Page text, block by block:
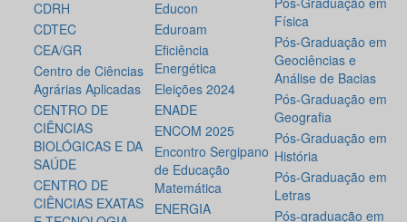
CDRH
CDTEC
CEA/GR
Centro de Ciências
Agrárias Aplicadas
CENTRO DE
CIÊNCIAS
BIOLÓGICAS E DA
SAÚDE
CENTRO DE
CIÊNCIAS EXATAS
Educon
Eduroam
Eficiência
Energética
Eleições 2024
ENADE
ENCOM 2025
Encontro Sergipano
de Educação
Matemática
ENERGIA
Física
Pós-Graduação em
Geociências e
Análise de Bacias
Pós-Graduação em
Geografia
Pós-Graduação em
História
Pós-Graduação em
Letras
Pós-graduação em